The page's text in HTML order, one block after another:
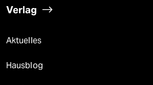
Verlag
Aktuelles
Hausblog